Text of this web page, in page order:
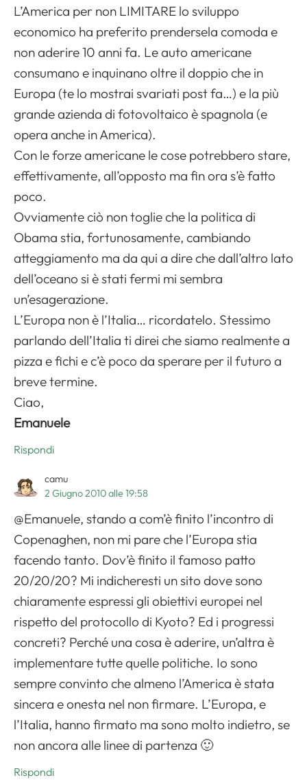
L’America per non LIMITARE lo sviluppo
economico ha preferito prendersela comoda e
non aderire 10 anni fa. Le auto americane
consumano e inquinano oltre il doppio che in
Europa (te lo mostrai svariati post fa…) e la più
grande azienda di fotovoltaico è spagnola (e
opera anche in America).
Con le forze americane le cose potrebbero stare,
effettivamente, all’opposto ma fin ora s’è fatto
poco.
Ovviamente ciò non toglie che la politica di
Obama stia, fortunosamente, cambiando
atteggiamento ma da qui a dire che dall’altro lato
dell’oceano si è stati fermi mi sembra
un’esagerazione.
L’Europa non è l’Italia… ricordatelo. Stessimo
parlando dell’Italia ti direi che siamo realmente a
pizza e fichi e c’è poco da sperare per il futuro a
breve termine.
Ciao,
Emanuele
Rispondi
camu
2 Giugno 2010 alle 19:58
@Emanuele, stando a com’è finito l’incontro di
Copenaghen, non mi pare che l’Europa stia
facendo tanto. Dov’è finito il famoso patto
20/20/20? Mi indicheresti un sito dove sono
chiaramente espressi gli obiettivi europei nel
rispetto del protocollo di Kyoto? Ed i progressi
concreti? Perché una cosa è aderire, un’altra è
implementare tutte quelle politiche. Io sono
sempre convinto che almeno l’America è stata
sincera e onesta nel non firmare. L’Europa, e
l’Italia, hanno firmato ma sono molto indietro, se
non ancora alle linee di partenza 🙂
Rispondi Apri il menu di navigazione